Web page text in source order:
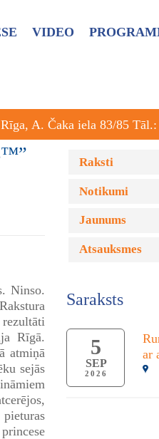
VIDEO
A. Čaka iela 83/85
Ninso.
Rīgā.
atmiņā
sejās
Raksti
Notikumi
Jaunums
Atsauksmes
Saraksts
5
SEP
2026
ar